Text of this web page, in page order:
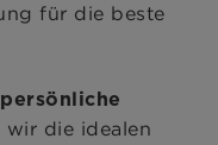
für die beste
persönliche
wir die idealen